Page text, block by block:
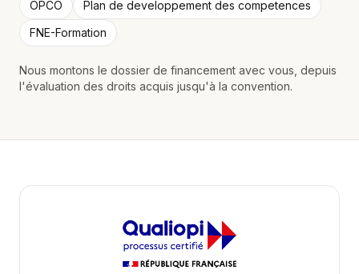
OPCO
Plan de developpement des competences
FNE-Formation
Nous montons le dossier de financement avec vous, depuis
l'évaluation des droits acquis jusqu'à la convention.